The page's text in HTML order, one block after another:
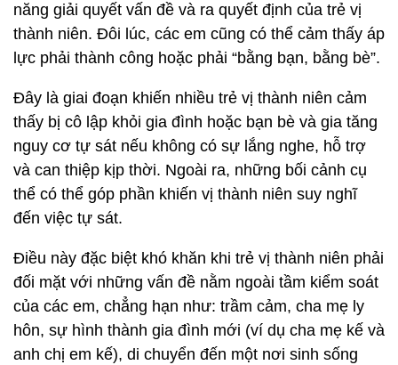
năng giải quyết vấn đề và ra quyết định của trẻ vị
thành niên. Đôi lúc, các em cũng có thể cảm thấy áp
lực phải thành công hoặc phải “bằng bạn, bằng bè”.
Đây là giai đoạn khiến nhiều trẻ vị thành niên cảm
thấy bị cô lập khỏi gia đình hoặc bạn bè và gia tăng
nguy cơ tự sát nếu không có sự lắng nghe, hỗ trợ
và can thiệp kịp thời. Ngoài ra, những bối cảnh cụ
thể có thể góp phần khiến vị thành niên suy nghĩ
đến việc tự sát.
Điều này đặc biệt khó khăn khi trẻ vị thành niên phải
đối mặt với những vấn đề nằm ngoài tầm kiểm soát
của các em, chẳng hạn như: trầm cảm, cha mẹ ly
hôn, sự hình thành gia đình mới (ví dụ cha mẹ kế và
anh chị em kế), di chuyển đến một nơi sinh sống